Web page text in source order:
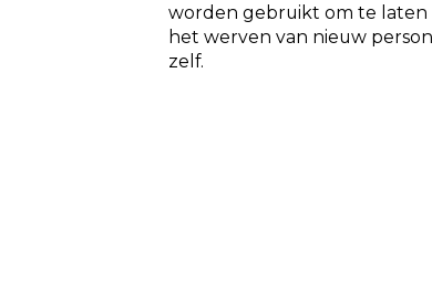
worden gebruikt om te laten
het werven van nieuw
zelf.